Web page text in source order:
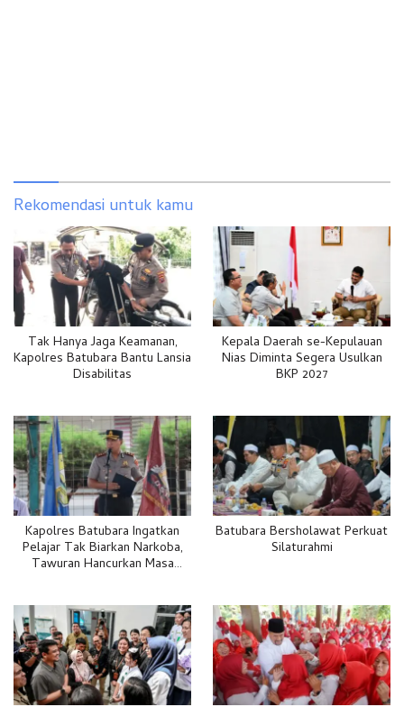
Rekomendasi untuk kamu
Tak Hanya Jaga Keamanan,
Kapolres Batubara Bantu Lansia
Disabilitas
Kepala Daerah se-Kepulauan
Nias Diminta Segera Usulkan
BKP 2027
Kapolres Batubara Ingatkan
Pelajar Tak Biarkan Narkoba,
Tawuran Hancurkan Masa
Batubara Bersholawat Perkuat
Silaturahmi